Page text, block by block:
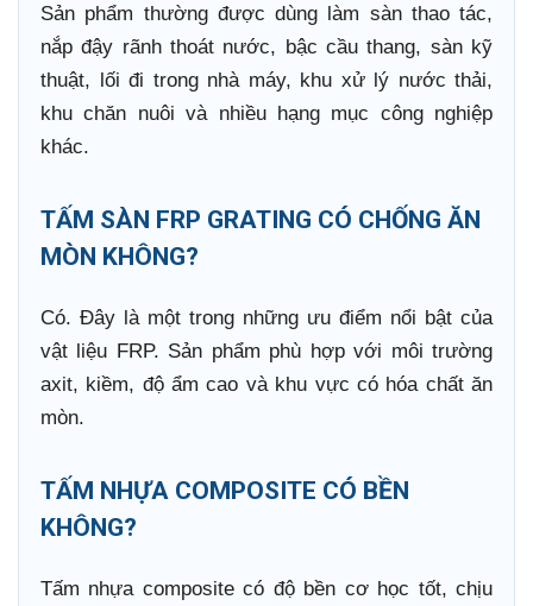
Sản phẩm thường được dùng làm sàn thao tác,
nắp đậy rãnh thoát nước, bậc cầu thang, sàn kỹ
thuật, lối đi trong nhà máy, khu xử lý nước thải,
khu chăn nuôi và nhiều hạng mục công nghiệp
khác.
TẤM SÀN FRP GRATING CÓ CHỐNG ĂN
MÒN KHÔNG?
Có. Đây là một trong những ưu điểm nổi bật của
vật liệu FRP. Sản phẩm phù hợp với môi trường
axit, kiềm, độ ẩm cao và khu vực có hóa chất ăn
mòn.
TẤM NHỰA COMPOSITE CÓ BỀN
KHÔNG?
Tấm nhựa composite có độ bền cơ học tốt, chịu